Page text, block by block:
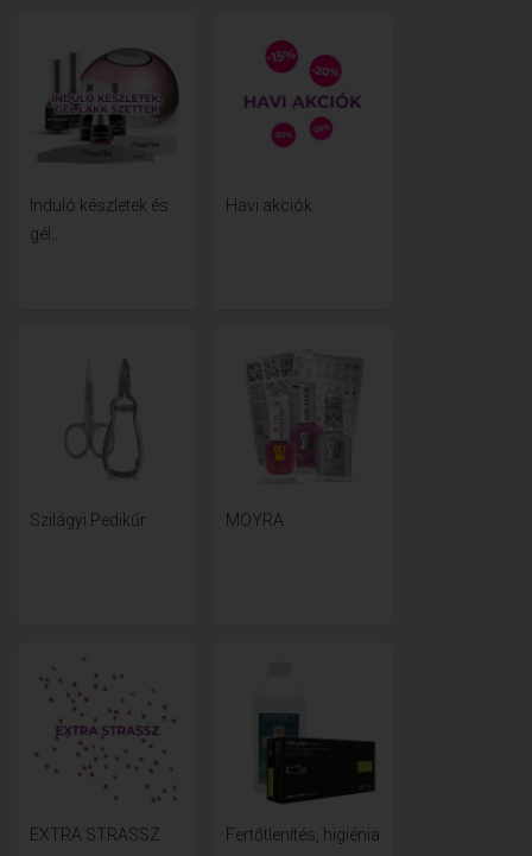
Induló készletek és
gél...
Havi akciók
Szilágyi Pedikűr MOYRA
EXTRA STRASSZ Fertőtlenítés, higiénia